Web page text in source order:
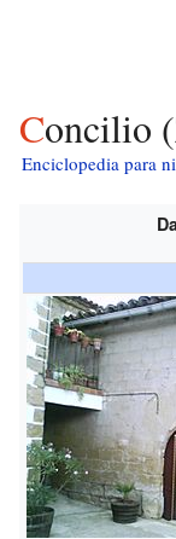
Concilio
Enciclopedia para